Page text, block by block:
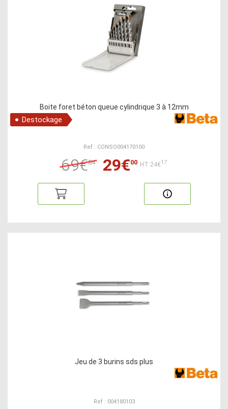
Boite foret béton queue cylindrique 3 à 12mm
Destockage
Ref : CONSO004170100
69€84 29€00 HT:24€17
Jeu de 3 burins sds plus
Ref : 004180103